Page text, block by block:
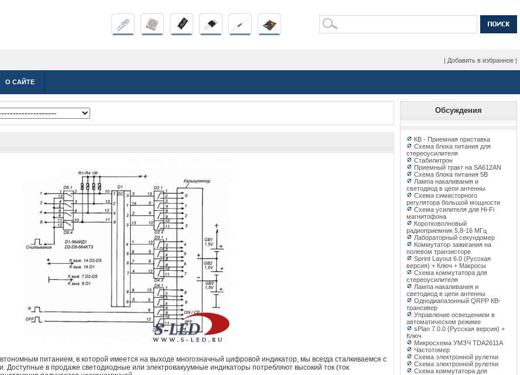
| Добавить в избранное |
О САЙТЕ
питанием, в которой имеется на выходе многозначный цифровой индикатор, мы всегда сталкиваемся с
Доступные в продаже светодиодные или электровакуумные индикаторы потребляют высокий ток (ток
Обсуждения
КВ - Приемная приставка
Схема блока питания для
стереоусилителя
Стабилитрон
Приемный тракт на SA612AN
Схема блока питания 5В
Лампа накаливания и
светодиод в цепи антенны
Схема симисторного
регулятора большой мощности
Схема усилителя для Hi-Fi
магнитофона
Коротковолновый
радиоприемник 5,8-16 МГц
Лабораторный секундомер
Коммутатор зажигания на
полевом транзисторе
Sprint Layout 6.0 (Русская
версия) + Ключ + Макросы
Схема коммутатора для
стереоусилителя
Лампа накаливания и
светодиод в цепи антенны
Однодиапазонный QRPP КВ-
трансивер
Управление освещением в
автоматическом режиме
sPlan 7.0.0 (Русская версия) +
Ключ
Микросхема УМЗЧ TDA2611A
Частотомер
Схема электронной рулетки
Схема электронной рулетки
Схема коммутатора для